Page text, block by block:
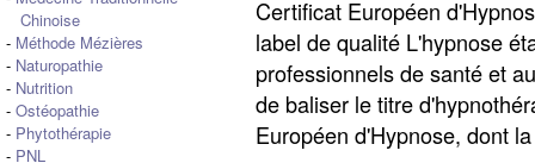
Chinoise
- Méthode Mézières
- Naturopathie
- Nutrition
- Ostéopathie
- Phytothérapie
- PNL
Certificat Européen
label de qualité L'hypnose
professionnels de santé et
de baliser le titre
Européen d'Hypnose, dont